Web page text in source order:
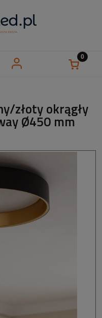
złoty okrągły
Ø450 mm